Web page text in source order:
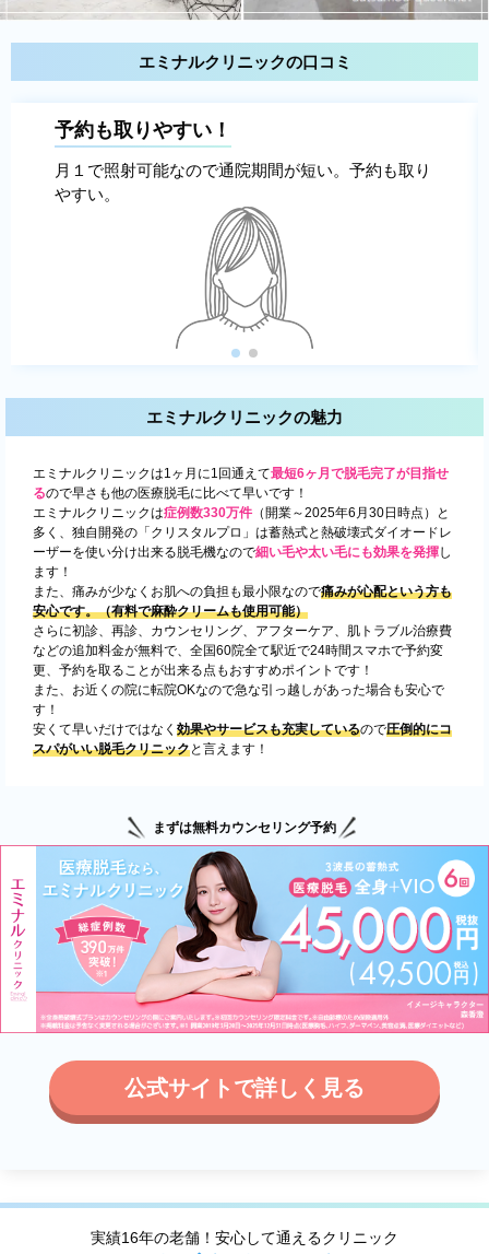
エミナルクリニックの口コミ
予約も取りやすい！
月１で照射可能なので通院期間が短い。予約も取り
やすい。
エミナルクリニックの魅力
エミナルクリニックは1ヶ月に1回通えて最短6ヶ月で脱毛完了が目指せ
るので早さも他の医療脱毛に比べて早いです！
エミナルクリニックは症例数330万件 （開業～2025年6月30日時点）と
多く、独自開発の「クリスタルプロ」は蓄熱式と熱破壊式ダイオードレ
ーザーを使い分け出来る脱毛機なので細い毛や太い毛にも効果を発揮し
ます！
また、痛みが少なくお肌への負担も最小限なので痛みが心配という方も
安心です。（有料で麻酔クリームも使用可能）
さらに初診、再診、カウンセリング、アフターケア、肌トラブル治療費
などの追加料金が無料で、全国60院全て駅近で24時間スマホで予約変
更、予約を取ることが出来る点もおすすめポイントです！
また、お近くの院に転院OKなので急な引っ越しがあった場合も安心で
す！
安くて早いだけではなく 効果やサービスも充実しているので圧倒的にコ
スパがいい脱毛クリニックと言えます！
まずは無料カウンセリング予約
公式サイトで詳しく見る
実績16年の老舗！安心して通えるクリニック